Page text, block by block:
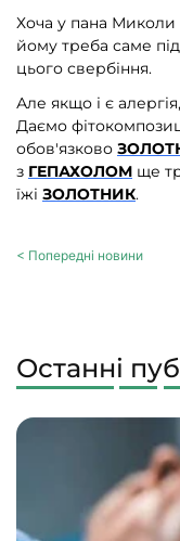
Хоча у пана Миколи
йому треба саме
цього свербіння.
Але якщо і є
Даємо
обов'язково
з ГЕПАХОЛОМ ще
їжі ЗОЛОТНИК.
< Попередні новини
Останні